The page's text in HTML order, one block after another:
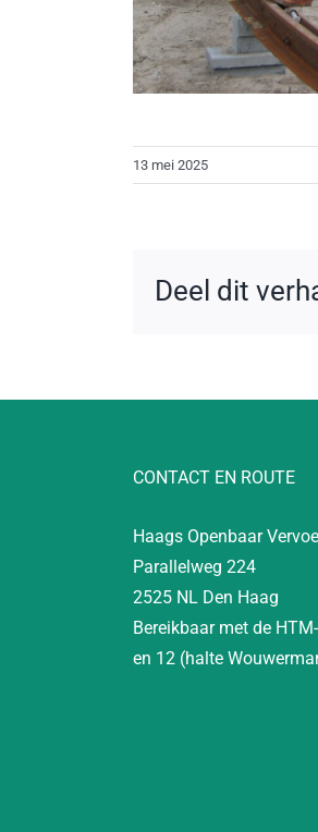
13 mei 2025
Deel dit
CONTACT EN ROUTE
Haags Openbaar
Parallelweg 224
2525 NL Den Haag
Bereikbaar met de
en 12 (halte